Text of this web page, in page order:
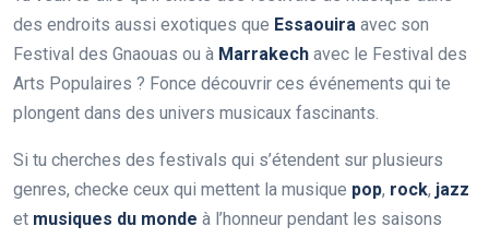
des endroits aussi exotiques que Essaouira avec son
Festival des Gnaouas ou à Marrakech avec le Festival des
Arts Populaires ? Fonce découvrir ces événements qui te
plongent dans des univers musicaux fascinants.
Si tu cherches des festivals qui s’étendent sur plusieurs
genres, checke ceux qui mettent la musique pop, rock, jazz
et musiques du monde à l’honneur pendant les saisons